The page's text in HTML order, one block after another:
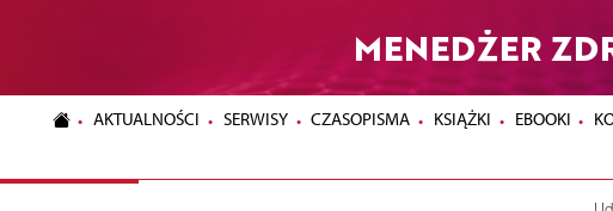
MENEDŻER
AKTUALNOŚCI SERWISY CZASOPISMA KSIĄŻKI EBOOKI